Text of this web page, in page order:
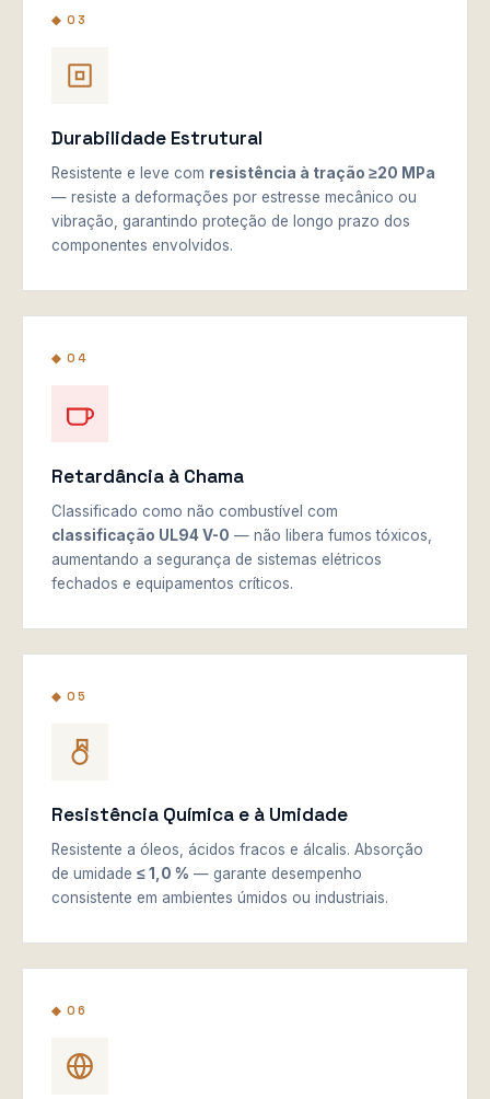
◆ 03
Durabilidade Estrutural
Resistente e leve com resistência à tração ≥20 MPa
— resiste a deformações por estresse mecânico ou
vibração, garantindo proteção de longo prazo dos
componentes envolvidos.
◆ 04
Retardância à Chama
Classificado como não combustível com
classificação UL94 V-0 — não libera fumos tóxicos,
aumentando a segurança de sistemas elétricos
fechados e equipamentos críticos.
◆ 05
Resistência Química e à Umidade
Resistente a óleos, ácidos fracos e álcalis. Absorção
de umidade ≤ 1,0 % — garante desempenho
consistente em ambientes úmidos ou industriais.
◆ 06